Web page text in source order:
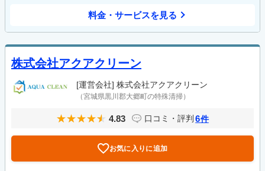
料金・サービスを見る
株式会社アクアクリーン
[運営会社] 株式会社アクアクリーン
（宮城県黒川郡大郷町の特殊清掃）
4.83 口コミ・評判 6件
お気に入りに追加